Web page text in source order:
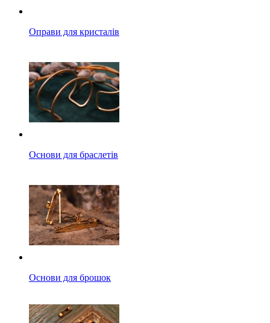
Оправи для кристалів
Основи для браслетів
Основи для брошок